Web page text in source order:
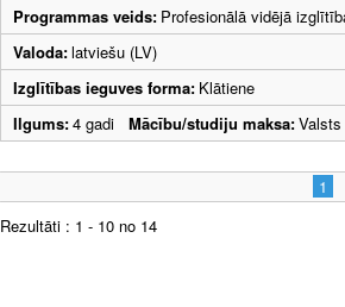
Programmas veids: Profesionālā vidējā
Valoda:latviešu (LV)
Izglītības ieguves forma: Klātiene
Ilgums:4 gadi Mācību/studiju maksa:
1
Rezultāti : 1 - 10 no 14